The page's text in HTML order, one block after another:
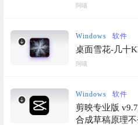
阿喵
Windows 软件
桌面雪花-几十
阿喵
Windows 软件
剪映专业版
合成草稿原理